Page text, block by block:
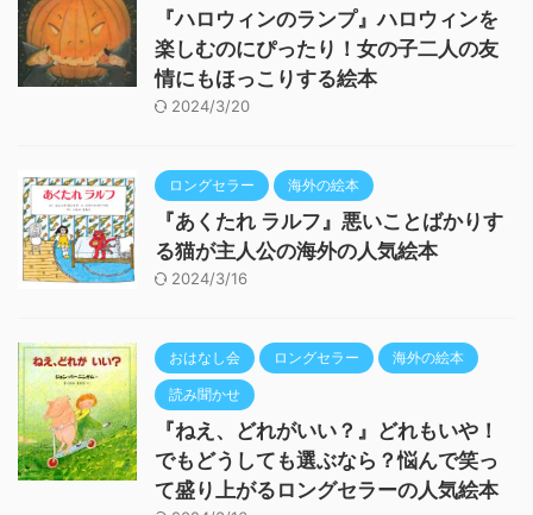
『ハロウィンのランプ』ハロウィンを
楽しむのにぴったり！女の子二人の友
情にもほっこりする絵本
2024/3/20
ロングセラー 海外の絵本
『あくたれ ラルフ』悪いことばかりす
る猫が主人公の海外の人気絵本
2024/3/16
おはなし会 ロングセラー 海外の絵本
読み聞かせ
『ねえ、どれがいい？』どれもいや！
でもどうしても選ぶなら？悩んで笑っ
て盛り上がるロングセラーの人気絵本